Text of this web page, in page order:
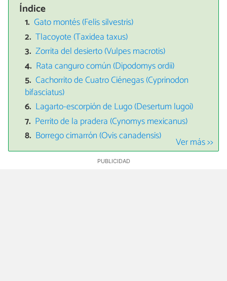
Índice
Gato montés (Felis silvestris)
Tlacoyote (Taxidea taxus)
Zorrita del desierto (Vulpes macrotis)
Rata canguro común (Dipodomys ordii)
Cachorrito de Cuatro Ciénegas (Cyprinodon
bifasciatus)
Lagarto-escorpión de Lugo (Desertum lugoi)
Perrito de la pradera (Cynomys mexicanus)
Borrego cimarrón (Ovis canadensis)
Ver más >>